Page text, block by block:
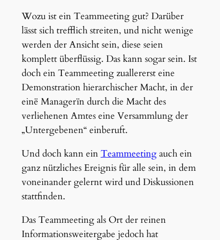
Wozu ist ein Teammeeting gut? Darüber
lässt sich trefflich streiten, und nicht wenige
werden der Ansicht sein, diese seien
komplett überflüssig. Das kann sogar sein. Ist
doch ein Teammeeting zuallererst eine
Demonstration hierarchischer Macht, in der
einë Managerïn durch die Macht des
verliehenen Amtes eine Versammlung der
„Untergebenen“ einberuft.
Und doch kann einTeammeetingauch ein
ganz nützliches Ereignis für alle sein, in dem
voneinander gelernt wird und Diskussionen
stattfinden.
Das Teammeeting als Ort der reinen
Informationsweitergabe jedoch hat